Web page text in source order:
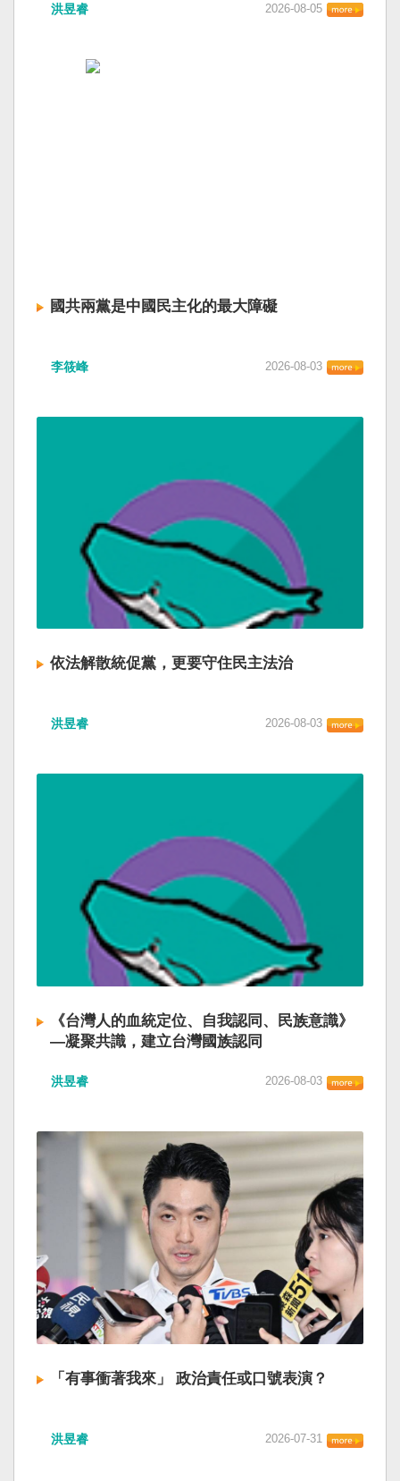
洪昱睿 2026-08-05
國共兩黨是中國民主化的最大障礙
李筱峰 2026-08-03
依法解散統促黨，更要守住民主法治
洪昱睿 2026-08-03
《台灣人的血統定位、自我認同、民族意識》
—凝聚共識，建立台灣國族認同
洪昱睿 2026-08-03
「有事衝著我來」 政治責任或口號表演？
洪昱睿 2026-07-31